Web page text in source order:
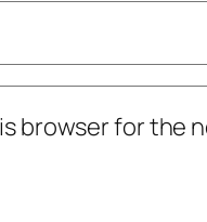
browser for the